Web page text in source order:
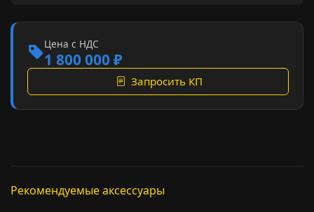
Цена с НДС
1 800 000 ₽
Запросить КП
Рекомендуемые аксессуары